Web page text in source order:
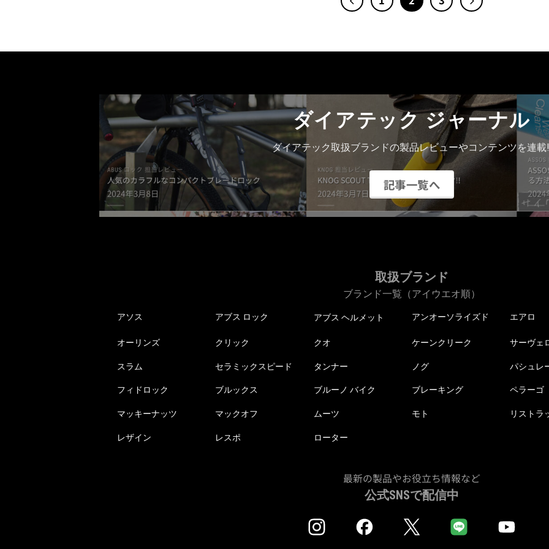
ダイアテック ジャーナル
ダイアテック取扱ブランドの製品レビューやコンテンツを連載
記事一覧へ
取扱ブランド
ブランド一覧（アイウエオ順）
アソス アブス ロック アブス ヘルメット アンオーソライズド エアロ
オーリンズ クリック クオ ケーンクリーク サーヴェ
スラム セラミックスピード タンナー ノグ パシュレ
フィドロック ブルックス ブルーノ バイク ブレーキング ペラーゴ
マッキーナッツ マックオフ ムーツ モト リストラ
レザイン レスポ ローター
最新の製品やお役立ち情報など
公式SNSで配信中